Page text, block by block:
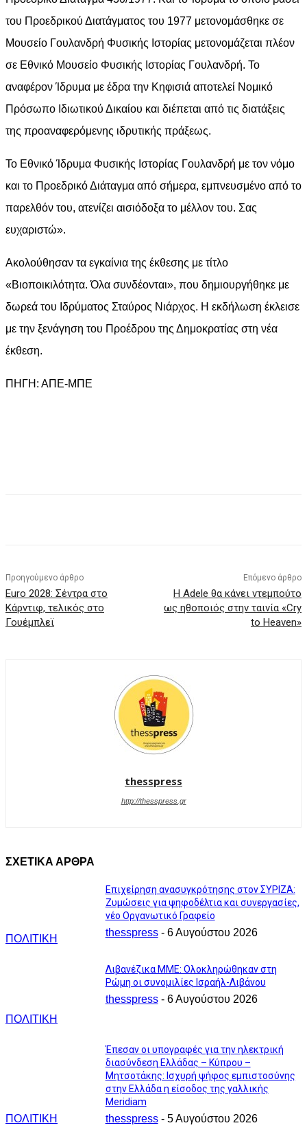
του Προεδρικού Διατάγματος του 1977 μετονομάσθηκε σε
Μουσείο Γουλανδρή Φυσικής Ιστορίας μετονομάζεται πλέον
σε Εθνικό Μουσείο Φυσικής Ιστορίας Γουλανδρή. Το
αναφέρον Ίδρυμα με έδρα την Κηφισιά αποτελεί Νομικό
Πρόσωπο Ιδιωτικού Δικαίου και διέπεται από τις διατάξεις
της προαναφερόμενης ιδρυτικής πράξεως.
Το Εθνικό Ίδρυμα Φυσικής Ιστορίας Γουλανδρή με τον νόμο
και το Προεδρικό Διάταγμα από σήμερα, εμπνευσμένο από το
παρελθόν του, ατενίζει αισιόδοξα το μέλλον του. Σας
ευχαριστώ».
Ακολούθησαν τα εγκαίνια της έκθεσης με τίτλο
«Βιοποικιλότητα. Όλα συνδέονται», που δημιουργήθηκε με
δωρεά του Ιδρύματος Σταύρος Νιάρχος. Η εκδήλωση έκλεισε
με την ξενάγηση του Προέδρου της Δημοκρατίας στη νέα
έκθεση.
ΠΗΓΗ: ΑΠΕ-ΜΠΕ
Προηγούμενο άρθρο
Euro 2028: Σέντρα στο
Κάρντιφ, τελικός στο
Γουέμπλεϊ
Επόμενο άρθρο
Η Adele θα κάνει ντεμπούτο
ως ηθοποιός στην ταινία «Cry
to Heaven»
thesspress
http://thesspress.gr
ΣΧΕΤΙΚΑ ΑΡΘΡΑ
ΠΟΛΙΤΙΚΗ
Επιχείρηση ανασυγκρότησης στον ΣΥΡΙΖΑ:
Ζυμώσεις για ψηφοδέλτια και συνεργασίες,
νέο Οργανωτικό Γραφείο
thesspress - 6 Αυγούστου 2026
ΠΟΛΙΤΙΚΗ
Λιβανέζικα ΜΜΕ: Ολοκληρώθηκαν στη
Ρώμη οι συνομιλίες Ισραήλ-Λιβάνου
thesspress - 6 Αυγούστου 2026
ΠΟΛΙΤΙΚΗ
Έπεσαν οι υπογραφές για την ηλεκτρική
διασύνδεση Ελλάδας – Κύπρου –
Μητσοτάκης: Ισχυρή ψήφος εμπιστοσύνης
στην Ελλάδα η είσοδος της γαλλικής
Meridiam
thesspress - 5 Αυγούστου 2026